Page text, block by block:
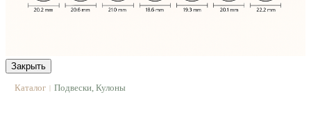
Закрыть
Каталог | Подвески, Кулоны